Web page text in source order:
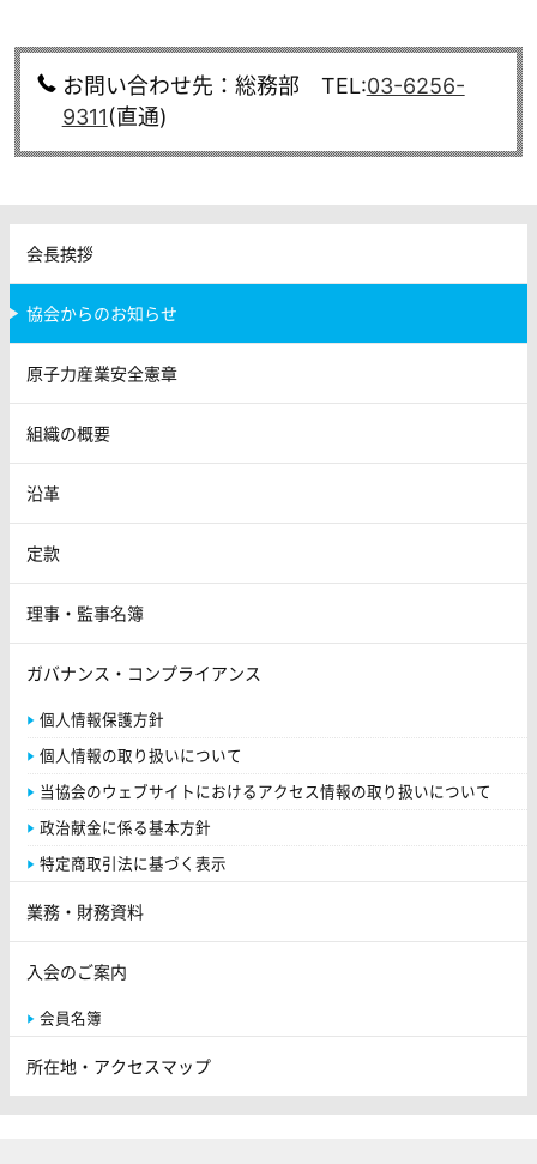
お問い合わせ先：総務部 TEL:03-6256-
9311(直通)
会長挨拶
協会からのお知らせ
原子力産業安全憲章
組織の概要
沿革
定款
理事・監事名簿
ガバナンス・コンプライアンス
個人情報保護方針
個人情報の取り扱いについて
当協会のウェブサイトにおけるアクセス情報の取り扱いについて
政治献金に係る基本方針
特定商取引法に基づく表示
業務・財務資料
入会のご案内
会員名簿
所在地・アクセスマップ